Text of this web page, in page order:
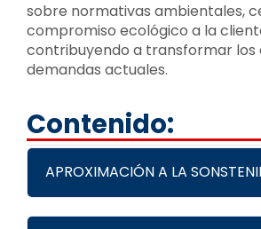
sobre normativas ambientales,
compromiso ecológico a la
contribuyendo a transformar los
demandas actuales.
Contenido:
APROXIMACIÓN A LA